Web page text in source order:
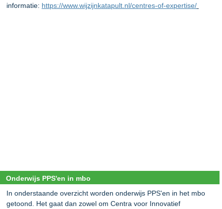
informatie: https://www.wijzijnkatapult.nl/centres-of-expertise/
Onderwijs PPS'en in mbo
In onderstaande overzicht worden onderwijs PPS'en in het mbo
getoond. Het gaat dan zowel om Centra voor Innovatief